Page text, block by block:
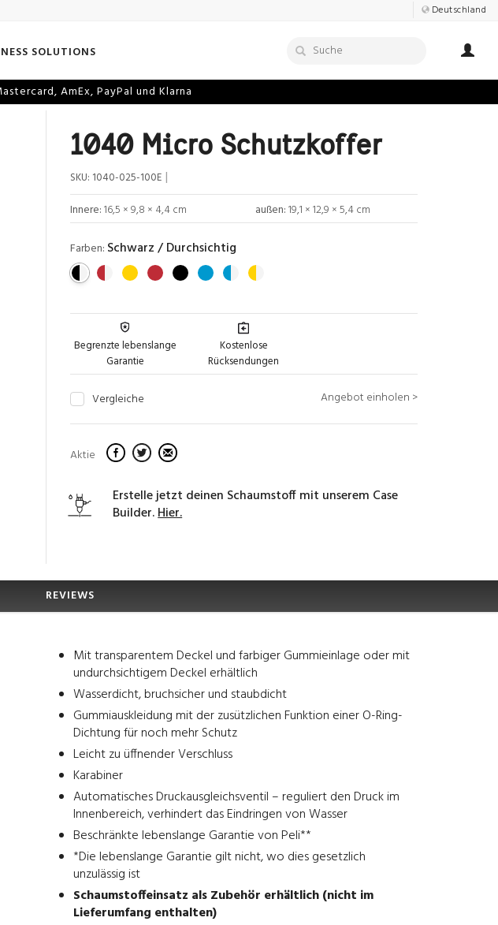
Deutschland
SOLUTIONS
AmEx, PayPal und Klarna
1040 Micro Schutzkoffer
SKU: 1040-025-100E |
Innere:16,5 × 9,8 × 4,4 cm außen:19,1 × 12,9 × 5,4 cm
Farben: Schwarz / Durchsichtig
Begrenzte lebenslange
Garantie
Kostenlose
Rücksendungen
Vergleiche Angebot einholen >
Aktie
Erstelle jetzt deinen Schaumstoff mit unserem Case
Builder.Hier.
REVIEWS
Mit transparentem Deckel und farbiger Gummieinlage oder mit
undurchsichtigem Deckel erhältlich
Wasserdicht, bruchsicher und staubdicht
Gummiauskleidung mit der zusützlichen Funktion einer O-Ring-
Dichtung für noch mehr Schutz
Leicht zu üffnender Verschluss
Karabiner
Automatisches Druckausgleichsventil – reguliert den Druck im
Innenbereich, verhindert das Eindringen von Wasser
Beschränkte lebenslange Garantie von Peli**
*Die lebenslange Garantie gilt nicht, wo dies gesetzlich
unzulässig ist
Schaumstoffeinsatz als Zubehör erhältlich (nicht im
Lieferumfang enthalten)